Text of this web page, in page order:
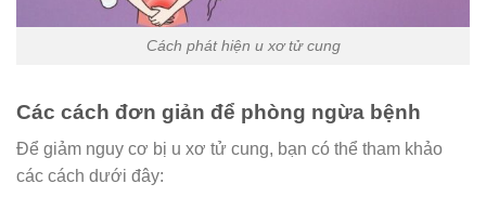
Cách phát hiện u xơ tử cung
Các cách đơn giản để phòng ngừa bệnh
Để giảm nguy cơ bị u xơ tử cung, bạn có thể tham khảo
các cách dưới đây: